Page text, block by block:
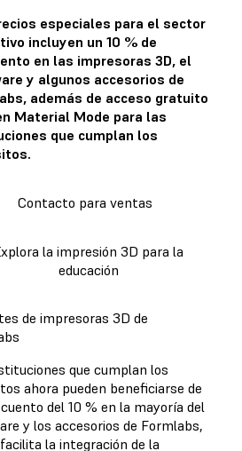
especiales para el sector
incluyen un 10 % de
en las impresoras 3D, el
y algunos accesorios de
además de acceso gratuito
Material Mode para las
que cumplan los
Contacto para ventas
la impresión 3D para la
educación
de impresoras 3D de
que cumplan los
ahora pueden beneficiarse de
del 10 % en la mayoría del
y los accesorios de Formlabs,
la integración de la